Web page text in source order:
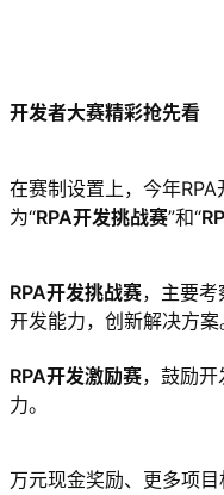
开发者大赛精彩抢先看
在赛制设置上，今年
为“RPA开发挑战赛”和“
RPA开发挑战赛，主要
开发能力，创新解决方案
RPA开发激励赛，鼓励
力。
万元现金奖励、更多项